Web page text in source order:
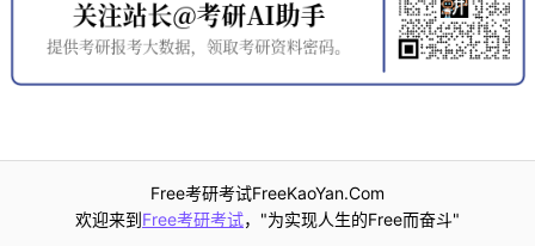
Free考研考试FreeKaoYan.Com
欢迎来到Free考研考试，"为实现人生的Free而奋斗"